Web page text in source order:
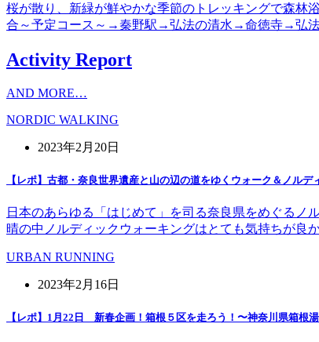
桜が散り、新緑が鮮やかな季節のトレッキングで森林
合～予定コース～→秦野駅→弘法の清水→命徳寺→弘
Activity Report
AND MORE…
NORDIC WALKING
2023年2月20日
【レポ】古都・奈良世界遺産と山の辺の道をゆくウォーク＆ノルデ
日本のあらゆる「はじめて」を司る奈良県をめぐるノ
晴の中ノルディックウォーキングはとても気持ちが良
URBAN RUNNING
2023年2月16日
【レポ】1月22日 新春企画！箱根５区を走ろう！〜神奈川県箱根